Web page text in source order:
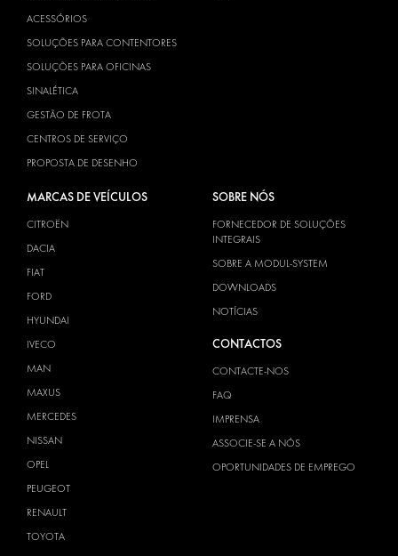
ACESSÓRIOS
SOLUÇÕES PARA CONTENTORES
SOLUÇÕES PARA OFICINAS
SINALÉTICA
GESTÃO DE FROTA
CENTROS DE SERVIÇO
PROPOSTA DE DESENHO
MARCAS DE VEÍCULOS
CITROËN
DACIA
FIAT
FORD
HYUNDAI
IVECO
MAN
MAXUS
MERCEDES
NISSAN
OPEL
PEUGEOT
RENAULT
TOYOTA
SOBRE NÓS
FORNECEDOR DE SOLUÇÕES
INTEGRAIS
SOBRE A MODUL-SYSTEM
DOWNLOADS
NOTÍCIAS
CONTACTOS
CONTACTE-NOS
FAQ
IMPRENSA
ASSOCIE-SE A NÓS
OPORTUNIDADES DE EMPREGO